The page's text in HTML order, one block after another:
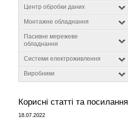
Центр обробки даних
Монтажне обладнання
Пасивне мережеве
обладнання
Системи електроживлення
Виробники
Корисні статті та посилання
18.07.2022